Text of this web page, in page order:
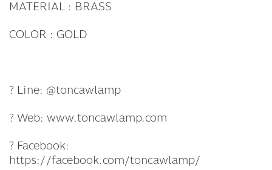
MATERIAL : BRASS
COLOR : GOLD
? Line: @toncawlamp
? Web: www.toncawlamp.com
? Facebook:
https://facebook.com/toncawlamp/